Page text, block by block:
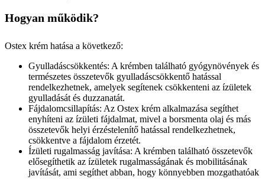
Hogyan működik?
Ostex krém hatása a következő:
Gyulladáscsökkentés: A krémben található gyógynövények és
természetes összetevők gyulladáscsökkentő hatással
rendelkezhetnek, amelyek segítenek csökkenteni az ízületek
gyulladását és duzzanatát.
Fájdalomcsillapítás: Az Ostex krém alkalmazása segíthet
enyhíteni az ízületi fájdalmat, mivel a borsmenta olaj és más
összetevők helyi érzéstelenítő hatással rendelkezhetnek,
csökkentve a fájdalom érzetét.
Ízületi rugalmasság javítása: A krémben található összetevők
elősegíthetik az ízületek rugalmasságának és mobilitásának
javítását, ami segíthet abban, hogy könnyebben mozgathatóak